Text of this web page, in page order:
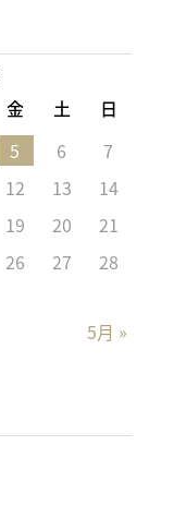
金 土 日
5月 »
5 6
7
12 13
14
19 20
21
26 27
28